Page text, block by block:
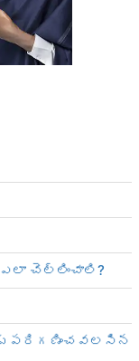
చెల్లించాలి?
పరిగణించవలసిన